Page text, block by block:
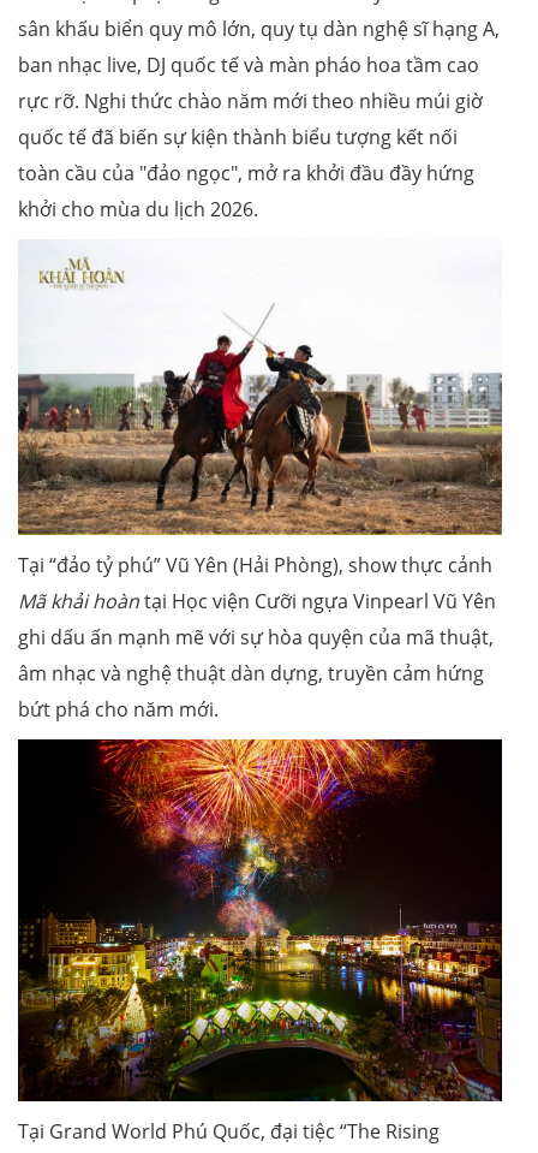
sân khấu biển quy mô lớn, quy tụ dàn nghệ sĩ hạng A,
ban nhạc live, DJ quốc tế và màn pháo hoa tầm cao
rực rỡ. Nghi thức chào năm mới theo nhiều múi giờ
quốc tế đã biến sự kiện thành biểu tượng kết nối
toàn cầu của "đảo ngọc", mở ra khởi đầu đầy hứng
khởi cho mùa du lịch 2026.
Tại “đảo tỷ phú” Vũ Yên (Hải Phòng), show thực cảnh
Mã khải hoàntại Học viện Cưỡi ngựa Vinpearl Vũ Yên
ghi dấu ấn mạnh mẽ với sự hòa quyện của mã thuật,
âm nhạc và nghệ thuật dàn dựng, truyền cảm hứng
bứt phá cho năm mới.
Tại Grand World Phú Quốc, đại tiệc “The Rising